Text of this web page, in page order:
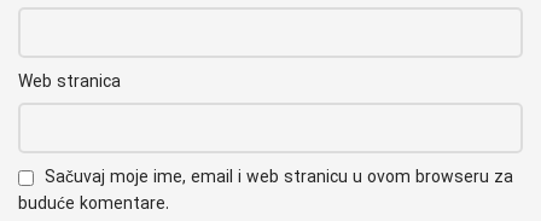
Web stranica
Sačuvaj moje ime, email i web stranicu u ovom browseru za
buduće komentare.